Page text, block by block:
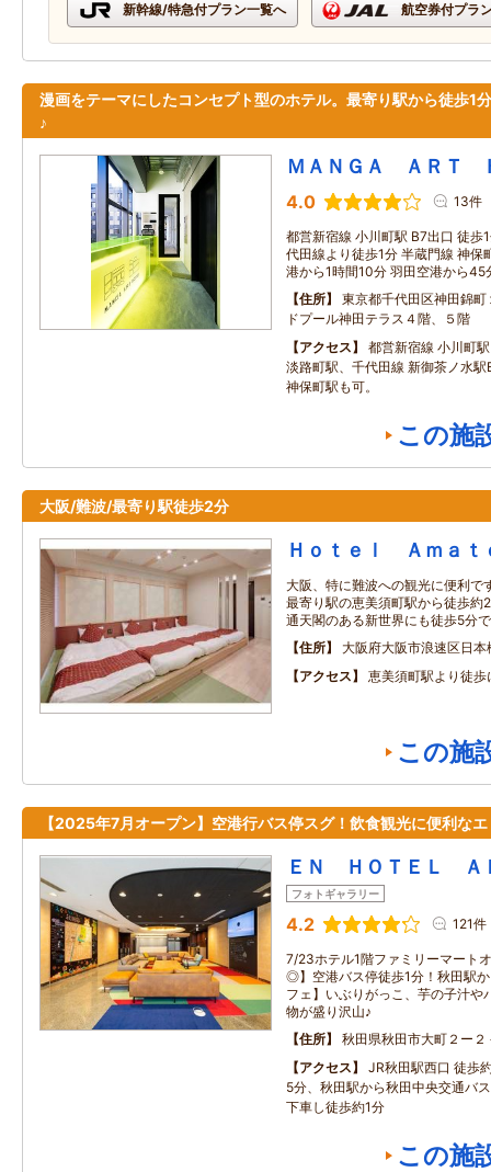
新幹線/特急付プラン一覧へ 航空券付プラ
漫画をテーマにしたコンセプト型のホテル。最寄り駅から徒歩1分
♪
ＭＡＮＧＡ ＡＲＴ
4.0 13件
都営新宿線 小川町駅 B7出口 徒歩
代田線より徒歩1分 半蔵門線 神保
港から1時間10分 羽田空港から45
住所
東京都千代田区神田錦
ドプール神田テラス４階、５階
アクセス
都営新宿線 小川町
淡路町駅、千代田線 新御茶ノ水
神保町駅も可。
この施
大阪/難波/最寄り駅徒歩2分
Ｈｏｔｅｌ Ａｍａ
大阪、特に難波への観光に便利
最寄り駅の恵美須町駅から徒歩約
通天閣のある新世界にも徒歩5分
住所
大阪府大阪市浪速区日
アクセス
恵美須町駅より徒歩
この施
【2025年7月オープン】空港行バス停スグ！飲食観光に便利な
ＥＮ ＨＯＴＥＬ Ａ
フォトギャラリー
4.2 121件
7/23ホテル1階ファミリーマート
◎】空港バス停徒歩1分！秋田駅
フェ】いぶりがっこ、芋の子汁や
物が盛り沢山♪
住所
秋田県秋田市大町２ー２
アクセス
JR秋田駅西口 徒歩
5分、秋田駅から秋田中央交通バ
下車し徒歩約1分
この施